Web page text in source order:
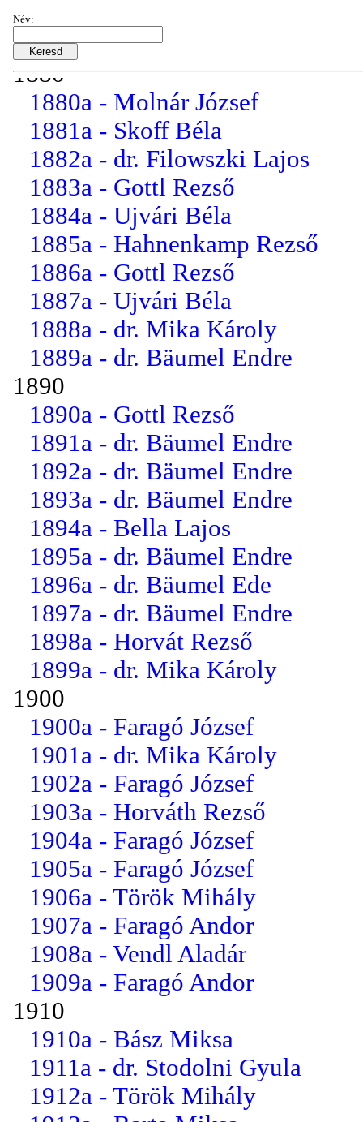
Név:1878a - Moller Ede
1879a - Hahnenkamp Rezső
1880
1880a - Molnár József
1881a - Skoff Béla
1882a - dr. Filowszki Lajos
1883a - Gottl Rezső
1884a - Ujvári Béla
1885a - Hahnenkamp Rezső
1886a - Gottl Rezső
1887a - Ujvári Béla
1888a - dr. Mika Károly
1889a - dr. Bäumel Endre
1890
1890a - Gottl Rezső
1891a - dr. Bäumel Endre
1892a - dr. Bäumel Endre
1893a - dr. Bäumel Endre
1894a - Bella Lajos
1895a - dr. Bäumel Endre
1896a - dr. Bäumel Ede
1897a - dr. Bäumel Endre
1898a - Horvát Rezső
1899a - dr. Mika Károly
1900
1900a - Faragó József
1901a - dr. Mika Károly
1902a - Faragó József
1903a - Horváth Rezső
1904a - Faragó József
1905a - Faragó József
1906a - Török Mihály
1907a - Faragó Andor
1908a - Vendl Aladár
1909a - Faragó Andor
1910
1910a - Bász Miksa
1911a - dr. Stodolni Gyula
1912a - Török Mihály